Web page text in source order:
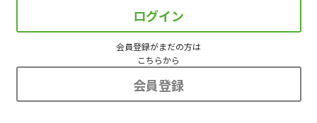
ログイン
会員登録がまだの方は
こちらから
会員登録